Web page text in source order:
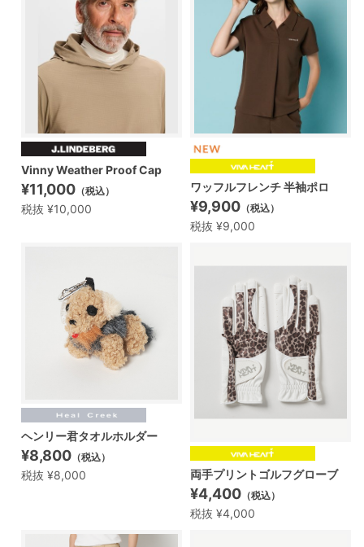
Vinny Weather Proof Cap
¥11,000 （税込）
税抜 ¥10,000
ワッフルフレンチ 半袖ポロ
¥9,900 （税込）
税抜 ¥9,000
ヘンリー君タオルホルダー
¥8,800 （税込）
税抜 ¥8,000 両手プリントゴルフグローブ
¥4,400 （税込）
税抜 ¥4,000